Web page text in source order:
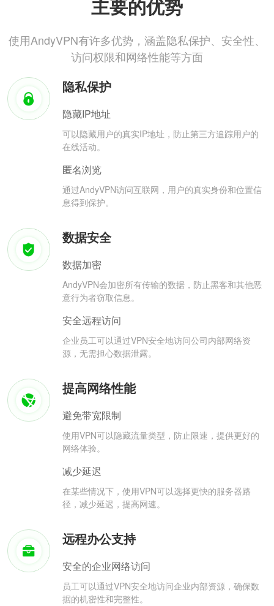
主要的优势
使用AndyVPN有许多优势，涵盖隐私保护、安全性、
访问权限和网络性能等方面
隐私保护
隐藏IP地址
可以隐藏用户的真实IP地址，防止第三方追踪用户的
在线活动。
匿名浏览
通过AndyVPN访问互联网，用户的真实身份和位置信
息得到保护。
数据安全
数据加密
AndyVPN会加密所有传输的数据，防止黑客和其他恶
意行为者窃取信息。
安全远程访问
企业员工可以通过VPN安全地访问公司内部网络资
源，无需担心数据泄露。
提高网络性能
避免带宽限制
使用VPN可以隐藏流量类型，防止限速，提供更好的
网络体验。
减少延迟
在某些情况下，使用VPN可以选择更快的服务器路
径，减少延迟，提高网速。
远程办公支持
安全的企业网络访问
员工可以通过VPN安全地访问企业内部资源，确保数
据的机密性和完整性。